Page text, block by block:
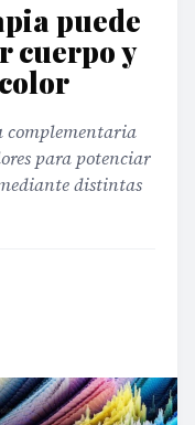
puede
cuerpo y
complementaria
para potenciar
distintas